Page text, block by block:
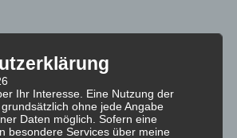
Ihr Interesse. Eine Nutzung der
ohne jede Angabe
Daten möglich. Sofern eine
besondere Services über meine